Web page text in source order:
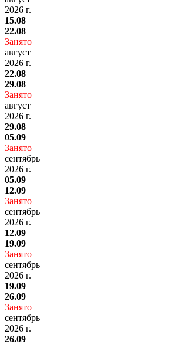
2026 г.
15.08
22.08
Занято
август
2026 г.
22.08
29.08
Занято
август
2026 г.
29.08
05.09
Занято
сентябрь
2026 г.
05.09
12.09
Занято
сентябрь
2026 г.
12.09
19.09
Занято
сентябрь
2026 г.
19.09
26.09
Занято
сентябрь
2026 г.
26.09